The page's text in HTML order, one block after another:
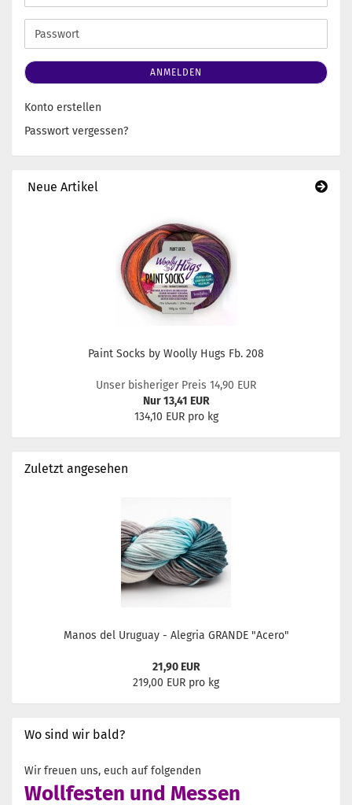
Mail-
Adresse
Passwort
ANMELDEN
Konto erstellen
Passwort vergessen?
Neue Artikel
Paint Socks by Woolly Hugs Fb. 208
Unser bisheriger Preis 14,90 EUR
Nur 13,41 EUR
134,10 EUR pro kg
Zuletzt angesehen
Manos del Uruguay - Alegria GRANDE "Acero"
21,90 EUR
219,00 EUR pro kg
Wo sind wir bald?
Wir freuen uns, euch auf folgenden
Wollfesten und Messen